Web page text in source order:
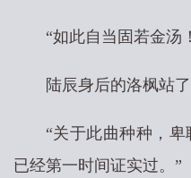
“如此自当固若金汤
陆辰身后的洛枫站
“关于此曲种种，
已经第一时间证实过。”